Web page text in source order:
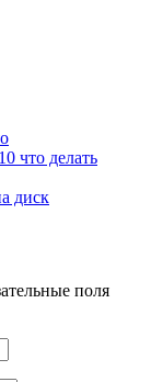
что делать
диск
поля